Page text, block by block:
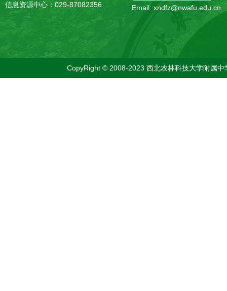
信息资源中心：029-87082356
Email: xndfz@nwafu.edu.cn
CopyRight © 2008-2023 西北农林科技大